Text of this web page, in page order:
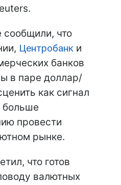
сообщили, что
Центробанк и
банков
в паре доллар/
как сигнал
больше
провести
рынке.
что готов
валютных